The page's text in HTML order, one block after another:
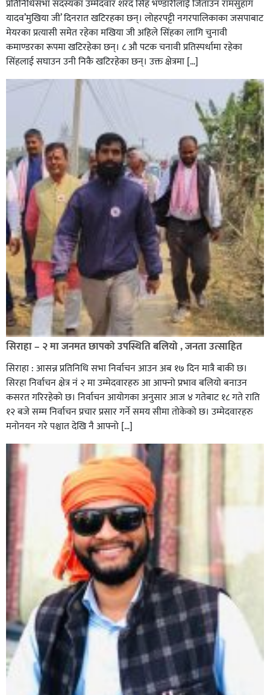
सिराहाको औरहीमा जेन-जी भेला सम्पन्न
प्रतिनिधिसभा सदस्यका उम्मेदवार शरद सिंह भण्डारीलाई जिताउन रामसुहाग
यादव’मुखिया जी’ दिनरात खटिरहका छन्। लोहरपट्टी नगरपालिकाका जसपाबाट
मेयरका प्रत्यासी समेत रहेका मखिया जी अहिले सिंहका लागि चुनावी
कमाण्डरका रूपमा खटिरहेका छन्। ८ औ पटक चनावी प्रतिस्पर्धामा रहेका
सिंहलाई सघाउन उनी निकै खटिरहेका छन्। उक्त क्षेत्रमा […]
सिराहा – २ मा जनमत छापको उपस्थिति बलियो , जनता उत्साहित
सिराहा : आसन्न प्रतिनिधि सभा निर्वाचन आउन अब १७ दिन मात्रै बाकी छ।
सिरहा निर्वाचन क्षेत्र नं २ मा उम्मेदवारहरु आ आफ्नो प्रभाव बलियो बनाउन
कसरत गरिरहेको छ। निर्वाचन आयोगका अनुसार आज ४ गतेबाट १८ गते राति
१२ बजे सम्म निर्वाचन प्रचार प्रसार गर्ने समय सीमा तोकेको छ। उम्मेदवारहरु
मनोनयन गरे पश्चात देखि नै आफ्नो […]